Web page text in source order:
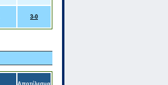
3-0
Αποτέλεσμα